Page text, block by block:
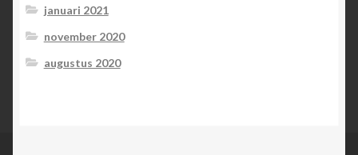
januari 2021
november 2020
augustus 2020